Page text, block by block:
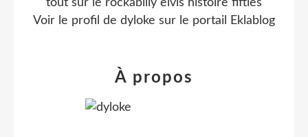
tout sur le rockabilly elvis histoire fifties
Voir le profil de dyloke sur le portail Eklablog
À propos